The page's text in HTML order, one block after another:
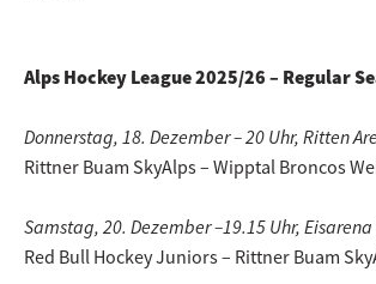
Alps Hockey League 2025/26 – Regular
Donnerstag, 18. Dezember – 20 Uhr, Ritten
Rittner Buam SkyAlps – Wipptal Broncos
Samstag, 20. Dezember –19.15 Uhr,
Red Bull Hockey Juniors – Rittner Buam